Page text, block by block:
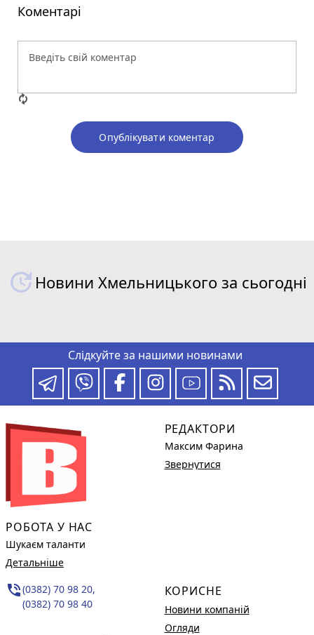
Коментарі
Опублікувати коментар
Новини Хмельницького за сьогодні
Слідкуйте за нашими новинами
РОБОТА У НАС
Шукаєм таланти
Детальніше
phone_in_talk(0382) 70 98 20,
(0382) 70 98 40
РЕДАКТОРИ
Максим Фарина
Звернутися
КОРИСНЕ
Новини компаній
Огляди